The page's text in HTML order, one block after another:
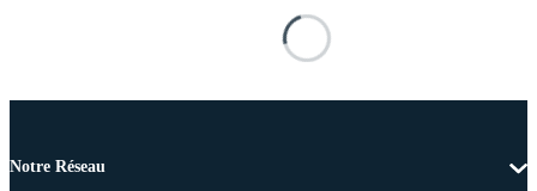
Notre Réseau